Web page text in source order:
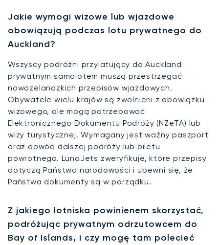
Jakie wymogi wizowe lub wjazdowe
obowiązują podczas lotu prywatnego do
Auckland?
Wszyscy podróżni przylatujący do Auckland
prywatnym samolotem muszą przestrzegać
nowozelandzkich przepisów wjazdowych.
Obywatele wielu krajów są zwolnieni z obowiązku
wizowego, ale mogą potrzebować
Elektronicznego Dokumentu Podróży (NZeTA) lub
wizy turystycznej. Wymagany jest ważny paszport
oraz dowód dalszej podróży lub biletu
powrotnego. LunaJets zweryfikuje, które przepisy
dotyczą Państwa narodowości i upewni się, że
Państwa dokumenty są w porządku.
Z jakiego lotniska powinienem skorzystać,
podróżując prywatnym odrzutowcem do
Bay of Islands, i czy mogę tam polecieć